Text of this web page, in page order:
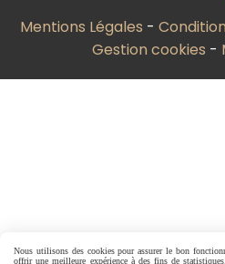
Mentions Légales
Gestion cookies
Nous utilisons des cookies pour assurer le bon
offrir une meilleure expérience à des fins de